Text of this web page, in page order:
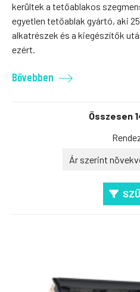
kerültek a tetőablakos
egyetlen tetőablak gyártó, aki
alkatrészek és a kiegészítők
ezért.
Bővebben
Összesen